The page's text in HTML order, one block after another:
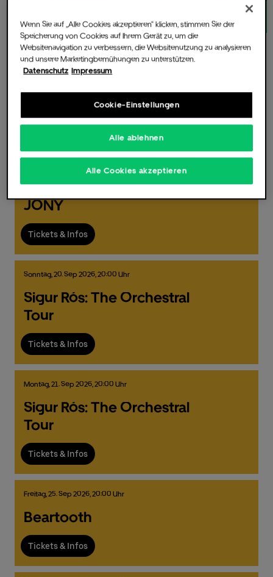
Die Music Hall
Fotos & Videos
Suchen
Dienstag,15.Sep2026,19:00 Uhr
JONY
Tickets & Infos
Sonntag,20.Sep 2026,20:00 Uhr
Sigur Rós: The Orchestral
Tour
Tickets & Infos
Montag,21.Sep 2026,20:00 Uhr
Sigur Rós: The Orchestral
Tour
Tickets & Infos
Freitag,25.Sep 2026,20:00 Uhr
Beartooth
Tickets & Infos
Wenn Sie auf „Alle Cookies akzeptieren“ klicken, stimmen Sie der
Speicherung von Cookies auf Ihrem Gerät zu, um die
Websitenavigation zu verbessern, die Websitenutzung zu analysieren
und unsere Marketingbemühungen zu unterstützen.
Datenschutz Impressum
Cookie-Einstellungen
Alle ablehnen
Alle Cookies akzeptieren